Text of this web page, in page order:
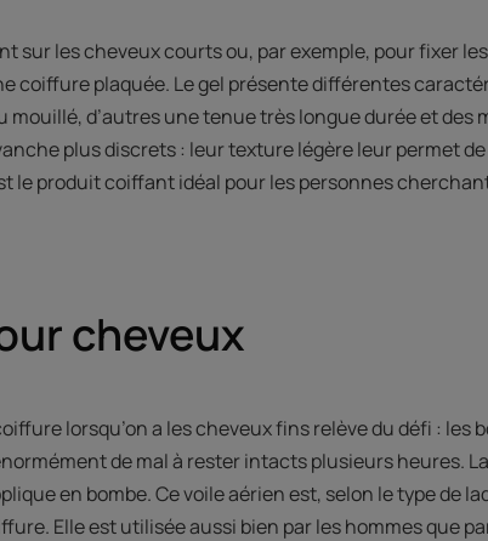
sur les cheveux courts ou, par exemple, pour fixer
coiffure plaquée. Le gel présente différentes
d’autres une tenue très longue durée et des
plus discrets : leur texture légère leur permet
le produit coiffant idéal pour les personnes
cheveux
lorsqu’on a les cheveux fins relève du défi : les
de mal à rester intacts plusieurs heures.
en bombe. Ce voile aérien est, selon le type de
Elle est utilisée aussi bien par les hommes que